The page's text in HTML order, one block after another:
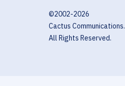
©2002-2026
Cactus Communications.
All Rights Reserved.